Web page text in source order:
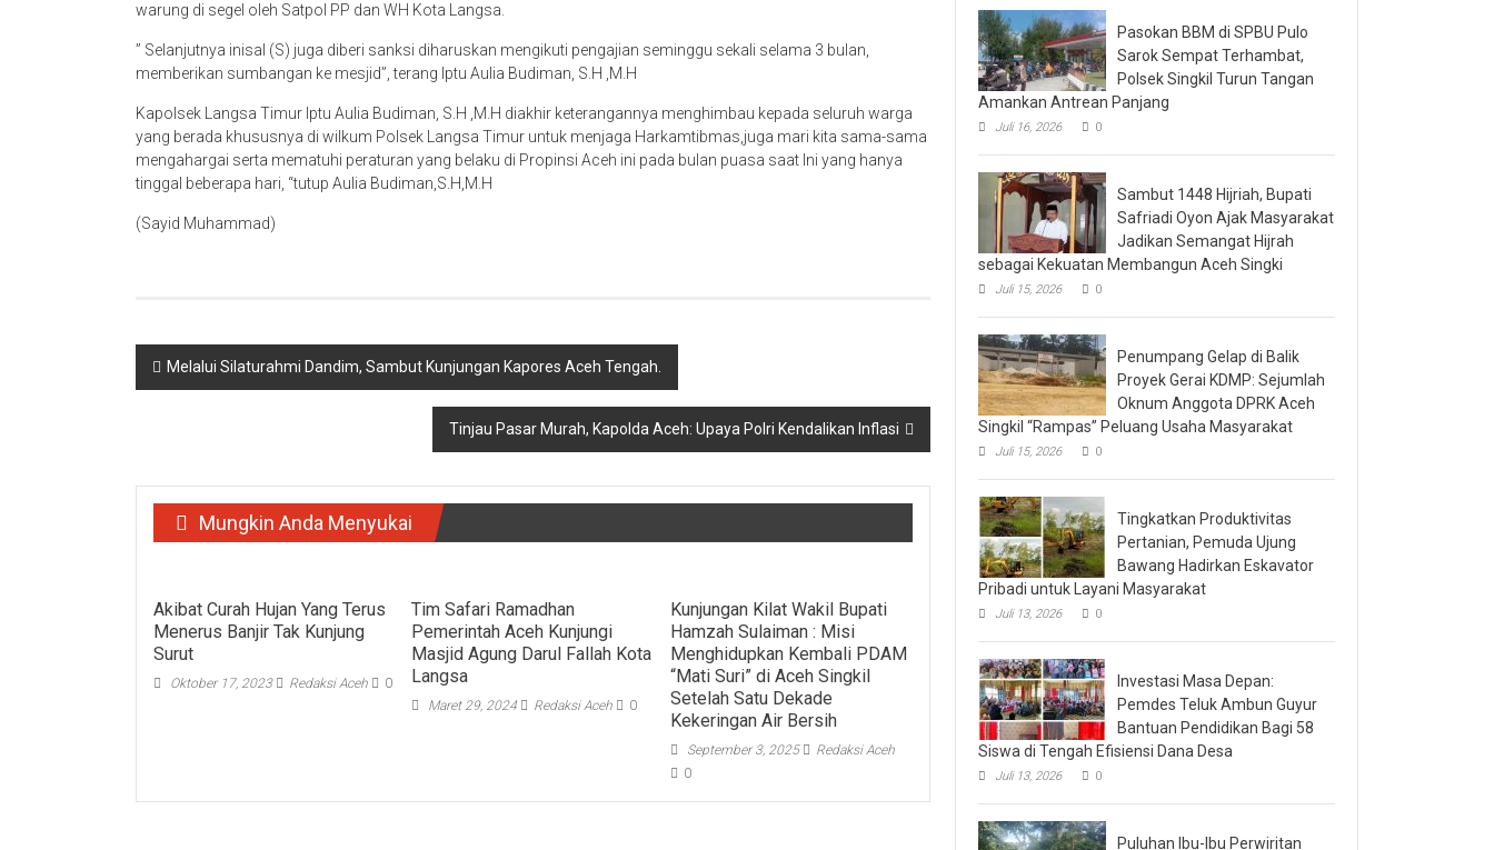
warung di segel oleh Satpol PP dan WH Kota Langsa.
” Selanjutnya inisal (S) juga diberi sanksi diharuskan mengikuti pengajian seminggu sekali selama 3 bulan,
memberikan sumbangan ke mesjid”, terang Iptu Aulia Budiman, S.H ,M.H
Kapolsek Langsa Timur Iptu Aulia Budiman, S.H ,M.H diakhir keterangannya menghimbau kepada seluruh warga
yang berada khususnya di wilkum Polsek Langsa Timur untuk menjaga Harkamtibmas,juga mari kita sama-sama
mengahargai serta mematuhi peraturan yang belaku di Propinsi Aceh ini pada bulan puasa saat Ini yang hanya
tinggal beberapa hari, “tutup Aulia Budiman,S.H,M.H
(Sayid Muhammad)
Navigasi
pos
Melalui Silaturahmi Dandim, Sambut Kunjungan Kapores Aceh Tengah.
Tinjau Pasar Murah, Kapolda Aceh: Upaya Polri Kendalikan Inflasi
Mungkin Anda Menyukai
Akibat Curah Hujan Yang Terus
Menerus Banjir Tak Kunjung
Surut
Oktober 17, 2023 Redaksi Aceh 0
Tim Safari Ramadhan
Pemerintah Aceh Kunjungi
Masjid Agung Darul Fallah Kota
Langsa
Maret 29, 2024 Redaksi Aceh 0
Kunjungan Kilat Wakil Bupati
Hamzah Sulaiman : Misi
Menghidupkan Kembali PDAM
“Mati Suri” di Aceh Singkil
Setelah Satu Dekade
Kekeringan Air Bersih
September 3, 2025
Redaksi Aceh
0
Pasokan BBM di SPBU Pulo
Sarok Sempat Terhambat,
Polsek Singkil Turun Tangan
Amankan Antrean Panjang
Juli 16, 2026 0
Sambut 1448 Hijriah, Bupati
Safriadi Oyon Ajak Masyarakat
Jadikan Semangat Hijrah
sebagai Kekuatan Membangun Aceh Singki
Juli 15, 2026 0
Penumpang Gelap di Balik
Proyek Gerai KDMP: Sejumlah
Oknum Anggota DPRK Aceh
Singkil “Rampas” Peluang Usaha Masyarakat
Juli 15, 2026 0
Tingkatkan Produktivitas
Pertanian, Pemuda Ujung
Bawang Hadirkan Eskavator
Pribadi untuk Layani Masyarakat
Juli 13, 2026 0
Investasi Masa Depan:
Pemdes Teluk Ambun Guyur
Bantuan Pendidikan Bagi 58
Siswa di Tengah Efisiensi Dana Desa
Juli 13, 2026 0
Puluhan Ibu-Ibu Perwiritan